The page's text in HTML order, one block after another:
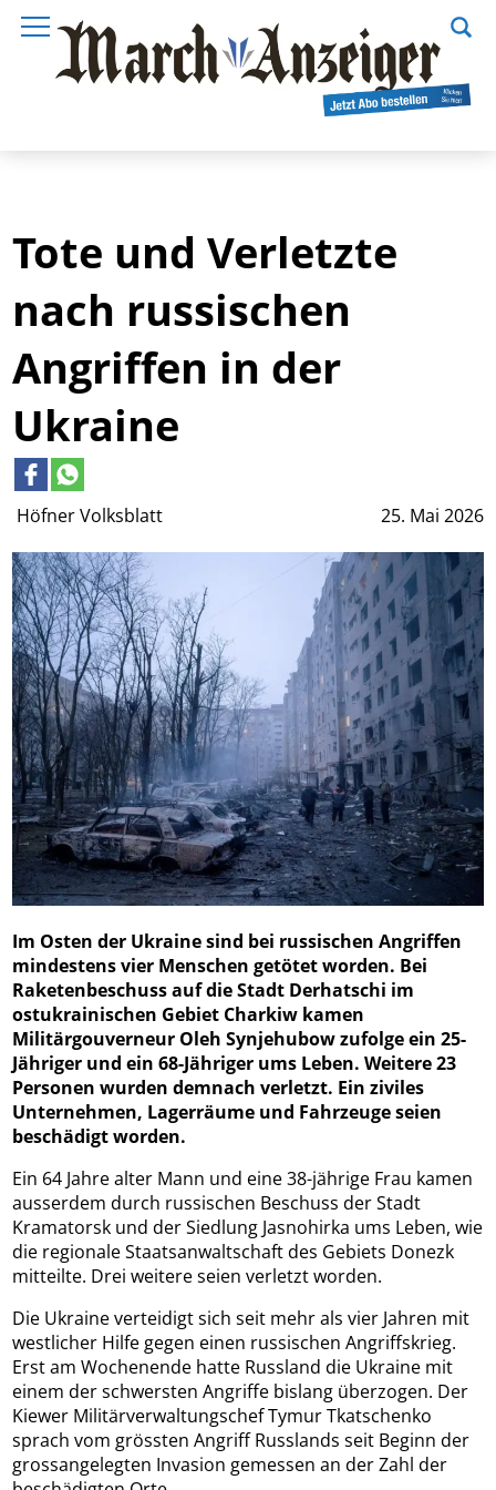
Höfner Volksblatt 25. Mai 2026
Tote und Verletzte
nach russischen
Angriffen in der
Ukraine
Im Osten der Ukraine sind bei russischen Angriffen
mindestens vier Menschen getötet worden. Bei
Raketenbeschuss auf die Stadt Derhatschi im
ostukrainischen Gebiet Charkiw kamen
Militärgouverneur Oleh Synjehubow zufolge ein 25-
Jähriger und ein 68-Jähriger ums Leben. Weitere 23
Personen wurden demnach verletzt. Ein ziviles
Unternehmen, Lagerräume und Fahrzeuge seien
beschädigt worden.
Ein 64 Jahre alter Mann und eine 38-jährige Frau kamen
ausserdem durch russischen Beschuss der Stadt
Kramatorsk und der Siedlung Jasnohirka ums Leben, wie
die regionale Staatsanwaltschaft des Gebiets Donezk
mitteilte. Drei weitere seien verletzt worden.
Die Ukraine verteidigt sich seit mehr als vier Jahren mit
westlicher Hilfe gegen einen russischen Angriffskrieg.
Erst am Wochenende hatte Russland die Ukraine mit
einem der schwersten Angriffe bislang überzogen. Der
Kiewer Militärverwaltungschef Tymur Tkatschenko
sprach vom grössten Angriff Russlands seit Beginn der
grossangelegten Invasion gemessen an der Zahl der